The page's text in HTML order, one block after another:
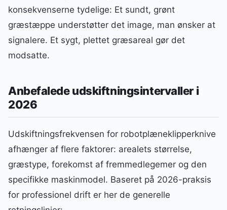
konsekvenserne tydelige: Et sundt, grønt
græstæppe understøtter det image, man ønsker at
signalere. Et sygt, plettet græsareal gør det
modsatte.
Anbefalede udskiftningsintervaller i
2026
Udskiftningsfrekvensen for robotplæneklipperknive
afhænger af flere faktorer: arealets størrelse,
græstype, forekomst af fremmedlegemer og den
specifikke maskinmodel. Baseret på 2026-praksis
for professionel drift er her de generelle